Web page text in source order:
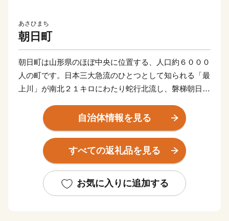
あさひまち
朝日町
朝日町は山形県のほぼ中央に位置する、人口約６０００
人の町です。日本三大急流のひとつとして知られる「最
上川」が南北２１キロにわたり蛇行北流し、磐梯朝日国
める、自然豊かなところです。
最上川の両岸に沿った河岸段丘は、果樹栽培に適した肥
沃な土地で、１３０年以上の栽培歴を持つりんごは町の
シンボルとなっています。そのほかにも、良質なブドウ
民一人ひとりが誠実な営みを続けています。
小さい町ながら、農業をはじめ、観光や教育など、まだ
自治体情報を見る
すべての返礼品を見る
お気に入りに追加する